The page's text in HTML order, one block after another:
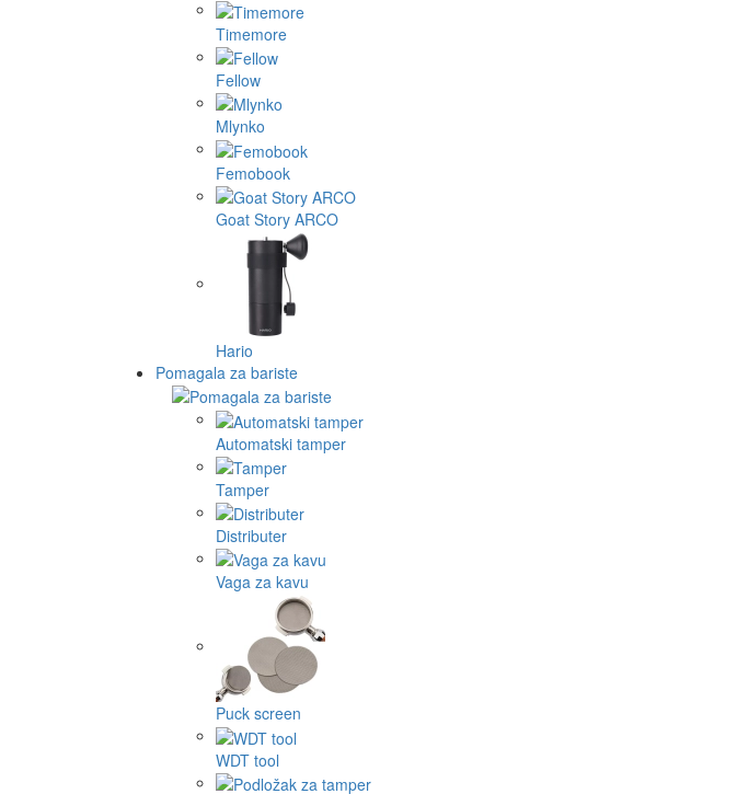
Timemore
Fellow
Mlynko
Femobook
Goat Story ARCO
Hario
Pomagala za bariste
Automatski tamper
Tamper
Distributer
Vaga za kavu
Puck screen
WDT tool